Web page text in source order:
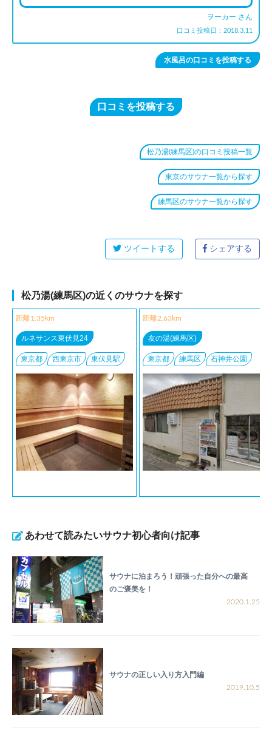
ヲーカー さん
口コミ投稿日：2018.3.11
水風呂の口コミを投稿する
口コミを投稿する
松乃湯(練馬区)の口コミ投稿一覧
東京のサウナ一覧から探す
練馬区のサウナ一覧から探す
ツイートする シェアする
松乃湯(練馬区)の近くのサウナを探す
距離1.35km
ルネサンス東伏見24
東京都 西東京市 東伏見駅
距離2.63km
友の湯(練馬区)
東京都 練馬区 石神井公園
あわせて読みたいサウナ初心者向け記事
サウナに泊まろう！頑張った自分への最高
のご褒美を！
2020.1.25
サウナの正しい入り方入門編
2019.10.5